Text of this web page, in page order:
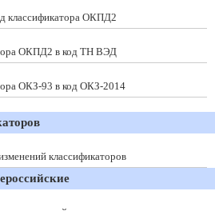
классификатора ОКПД2
ОКПД2 в код ТН ВЭД
ОКЗ-93 в код ОКЗ-2014
классификаторов